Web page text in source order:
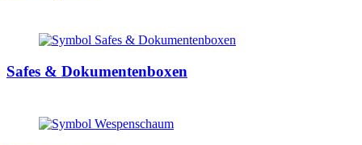
Safes & Dokumentenboxen